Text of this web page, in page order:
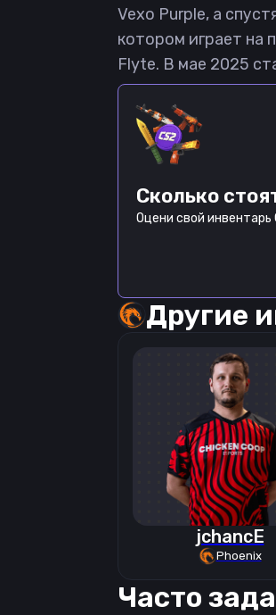
Vexo Purple, а
котором играет на
Flyte. В мае 2025
Сколько
Оцени свой инвентарь
Другие
jchancE
Phoenix
Часто